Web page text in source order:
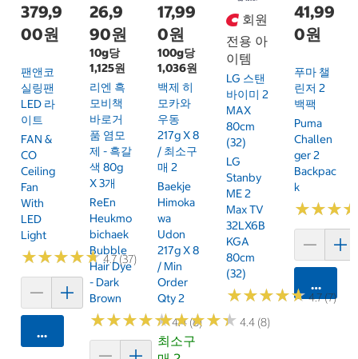
379,9
00원
팬앤코
실링팬
LED 라
이트
FAN &
CO
Ceiling
Fan
With
LED
Light
★★★★★
★★★★★4.7 (37)
카트에 담기
26,9
90원
10g당
1,125원
리엔 흑
모비책
바로거
품 염모
제 - 흑갈
색 80g
X 3개
ReEn
Heukmo
Bichaek
Bubble
Hair Dye
- Dark
Brown
★★★★★
★★★★★4.4 (8)
17,99
0원
100g당
1,036원
백제 히
모카와
우동
217g X 8
/ 최소구
매 2
Baekje
Himoka
Wa
Udon
217g X 8
/ Min
Order
Qty 2
★★★★★
★★★★★ 4.4 (8)
최소구
회원
전용 아
이템
LG 스탠
바이미 2
MAX
80cm
(32)
LG
Stanby
ME 2
Max TV
32LX6B
KGA
80cm
(32)
★★★★★
★★★★★4.7 (7)
41,99
0원
푸마 챌
린저 2
백팩
Puma
Challen
Ger 2
Backpac
K
★★★
★★★
카트에